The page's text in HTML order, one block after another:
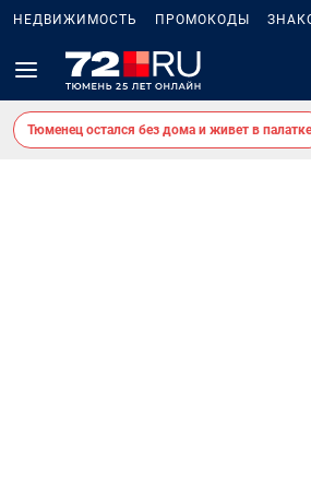
НЕДВИЖИМОСТЬ ПРОМОКОДЫ
Тюменец остался без дома и живет в палатке